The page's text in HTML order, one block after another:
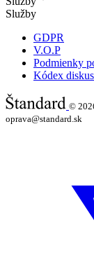
Služby
GDPR
V.O.P
Podmienky
Kódex
©
oprava@standard.sk